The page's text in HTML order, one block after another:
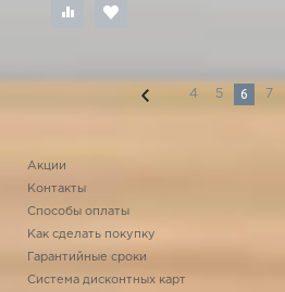
4 5 6 7
Акции
Контакты
Способы оплаты
Как сделать покупку
Гарантийные сроки
Система дисконтных карт